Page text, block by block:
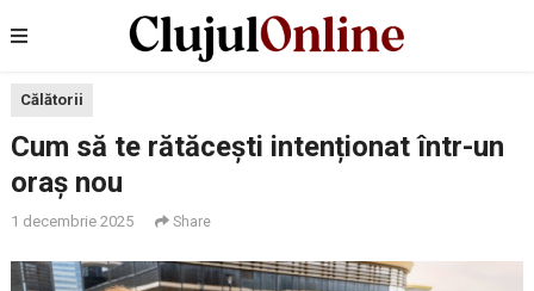
Călătorii
Cum să te rătăcești intenționat într-un
oraș nou
1 decembrie 2025 Share